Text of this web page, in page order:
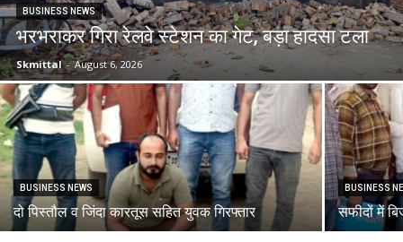
BUSINESS NEWS
भरभराकर गिरा रेलवे स्टेशन का गेट, बड़ा हादसा टला
Skmittal - August 6, 2026
BUSINESS NEWS
दो पिस्तौल व जिंदा कारतूस सहित युवक गिरफ्तार
BUSINESS
सफीदों में